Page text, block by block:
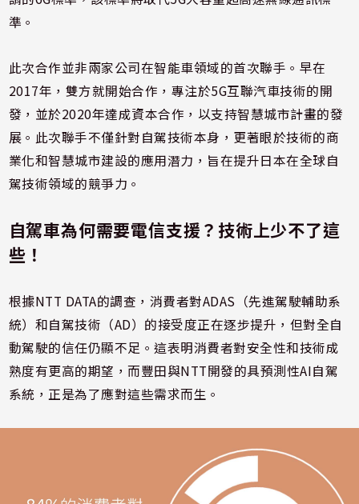
準。
此次合作並非兩家公司在智能車領域的首次聯手。早在
2017年，雙方就開始合作，專注於5G互聯汽車技術的開
發，並於2020年達成資本合作，以支持智慧城市計畫的發
展。此次聯手不僅針對自駕技術本身，更著眼於技術的商
業化和智慧城市建設的應用潛力，旨在提升日本在全球自
駕技術領域的競爭力。
自駕車為何需要電信支援？技術上少不了這
些！
根據NTT DATA的調查，消費者對ADAS（先進駕駛輔助系
統）和自駕技術（AD）的接受度正在逐步提升，但對全自
動駕駛的信任仍顯不足。這表明消費者對安全性和技術成
熟度有更高的期望，而豐田與NTT開發的具預測性AI自駕
系統，正是為了應對這些需求而生。